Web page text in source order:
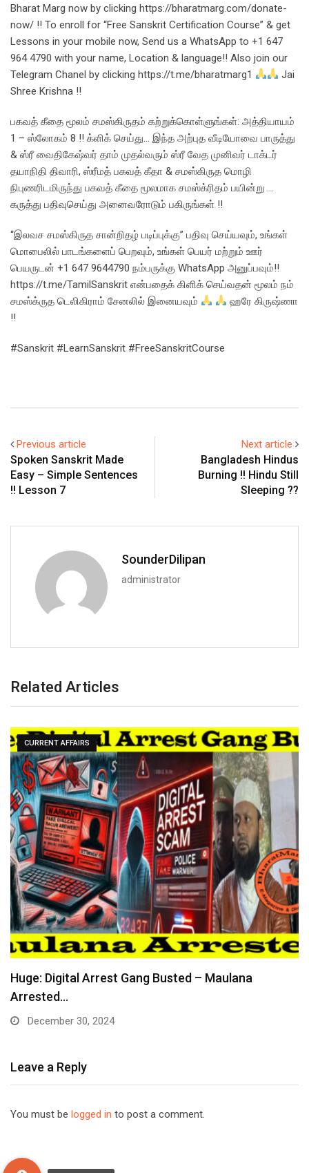
Bharat Marg now by clicking https://bharatmarg.com/donate-
now/ !! To enroll for “Free Sanskrit Certification Course” & get
Lessons in your mobile now, Send us a WhatsApp to +1 647
964 4790 with your name, Location & language!! Also join our
Telegram Chanel by clicking https://t.me/bharatmarg1
Jai
Shree Krishna !!
பகவத் கீதை மூலம் சமஸ்கிருதம் கற்றுக்கொள்ளுங்கள்: அத்தியாயம்
1 – ஸ்லோகம் 8 !! க்ளிக் செய்து… இந்த அற்புத வீடியோவை பாருத்து
& ஸ்ரீ வைதிகேஷ்வர் தாம் முதல்வரும் ஸ்ரீ வேத முனிவர் டாக்டர்
தயாநிதி திவாரி, ஸ்ரீமத் பகவத் கீதா & சமஸ்கிருத மொழி
நிபுணரிடமிருந்து பகவத் கீதை மூலமாக சமஸ்க்ரிதம் பயின்று …
கருத்து பதிவுசெய்து அனைவரோடும் பகிருங்கள் !!
“இலவச சமஸ்கிருத சான்றிதழ் படிப்புக்கு” பதிவு செய்யவும், உங்கள்
மொபைலில் பாடங்களைப் பெறவும், உங்கள் பெயர் மற்றும் ஊர்
பெயருடன் +1 647 9644790 நம்பருக்கு WhatsApp அனுப்பவும்!!
https://t.me/TamilSanskrit என்பதைக் கிளிக் செய்வதன் மூலம் நம்
சமஸ்க்ருத டெலிகிராம் சேனலில் இனையவும்
ஹரே கிருஷ்ணா
!!
#Sanskrit #LearnSanskrit #FreeSanskritCourse
Previous article
Spoken Sanskrit Made
Easy – Simple Sentences
!! Lesson 7
Next article
Bangladesh Hindus
Burning !! Hindu Still
Sleeping ??
SounderDilipan
administrator
Related Articles
CURRENT AFFAIRS
Huge: Digital Arrest Gang Busted – Maulana
Arrested…
December 30, 2024
Leave a Reply
You must be logged in to post a comment.